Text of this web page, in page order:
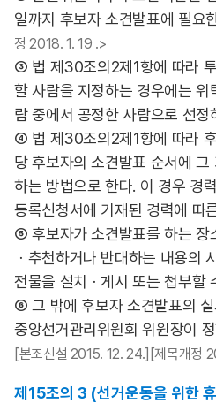
일까지 후보자 소견발표에 필요
정 2018. 1. 19 .>
③ 법 제30조의2제1항에 따라
할 사람을 지정하는 경우에는
람 중에서 공정한 사람으로 선정
④ 법 제30조의2제1항에 따라
당 후보자의 소견발표 순서에 그
하는 방법으로 한다. 이 경우 경
등록신청서에 기재된 경력에 따
⑤ 후보자가 소견발표를 하는 장
ㆍ추천하거나 반대하는 내용의
전물을 설치ㆍ게시 또는 첩부할
⑥ 그 밖에 후보자 소견발표의
중앙선거관리위원회 위원장이
[본조신설 2015. 12. 24.][제목개정
제15조의 3 (선거운동을 위한